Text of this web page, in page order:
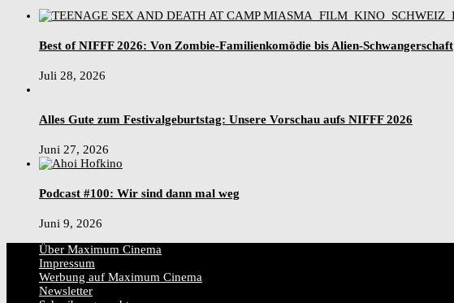
Best of NIFFF 2026: Von Zombie-Familienkomödie bis Alien-Schwangerschaft
Juli 28, 2026
Alles Gute zum Festivalgeburtstag: Unsere Vorschau aufs NIFFF 2026
Juni 27, 2026
Podcast #100: Wir sind dann mal weg
Juni 9, 2026
Über Maximum Cinema
Impressum
Werbung auf Maximum Cinema
Newsletter